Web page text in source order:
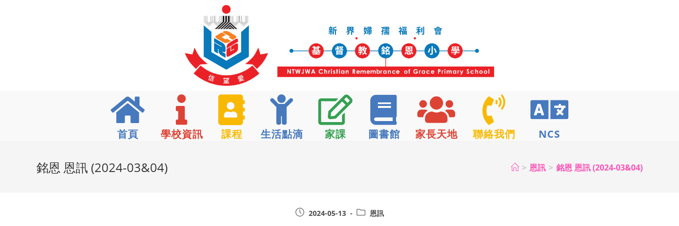
首頁 學校資訊 課程 生活點滴 家課 圖書館 家長天地 聯絡我們 NCS
銘恩 恩訊 (2024-03&04) > 恩訊 > 銘恩 恩訊 (2024-03&04)
2024-05-13 恩訊